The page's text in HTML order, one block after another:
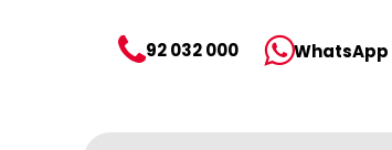
92 032 000 WhatsApp